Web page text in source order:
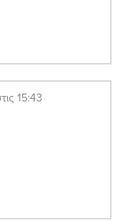
15:43